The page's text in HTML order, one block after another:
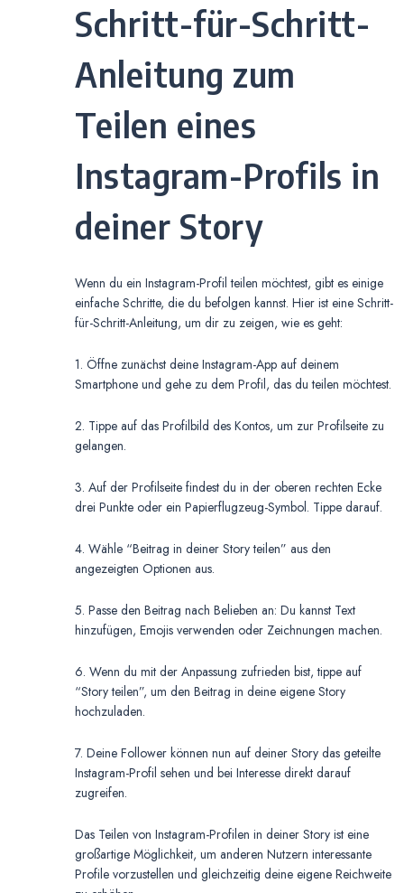
Schritt-für-Schritt-
Anleitung zum
Teilen eines
Instagram-Profils in
deiner Story
Wenn du ein Instagram-Profil teilen möchtest, gibt es einige
einfache Schritte, die du befolgen kannst. Hier ist eine Schritt-
für-Schritt-Anleitung, um dir zu zeigen, wie es geht:
1. Öffne zunächst deine Instagram-App auf deinem
Smartphone und gehe zu dem Profil, das du teilen möchtest.
2. Tippe auf das Profilbild des Kontos, um zur Profilseite zu
gelangen.
3. Auf der Profilseite findest du in der oberen rechten Ecke
drei Punkte oder ein Papierflugzeug-Symbol. Tippe darauf.
4. Wähle “Beitrag in deiner Story teilen” aus den
angezeigten Optionen aus.
5. Passe den Beitrag nach Belieben an: Du kannst Text
hinzufügen, Emojis verwenden oder Zeichnungen machen.
6. Wenn du mit der Anpassung zufrieden bist, tippe auf
“Story teilen”, um den Beitrag in deine eigene Story
hochzuladen.
7. Deine Follower können nun auf deiner Story das geteilte
Instagram-Profil sehen und bei Interesse direkt darauf
zugreifen.
Das Teilen von Instagram-Profilen in deiner Story ist eine
großartige Möglichkeit, um anderen Nutzern interessante
Profile vorzustellen und gleichzeitig deine eigene Reichweite